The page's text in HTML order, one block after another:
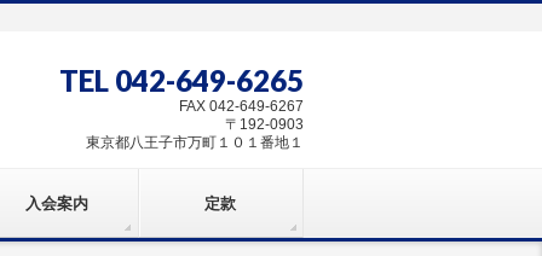
TEL 042-649-6265
FAX 042-649-6267
〒192-0903
東京都八王子市万町１０１番地１
入会案内 定款